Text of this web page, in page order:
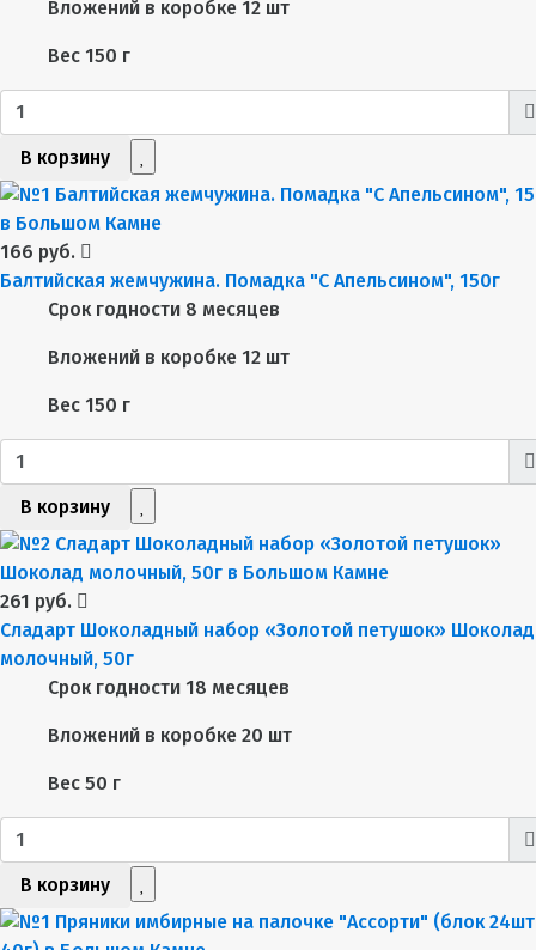
Вложений в коробке 12 шт
Вес 150 г
В корзину
166 руб.
Балтийская жемчужина. Помадка "С Апельсином", 150г
Срок годности 8 месяцев
Вложений в коробке 12 шт
Вес 150 г
В корзину
261 руб.
Сладарт Шоколадный набор «Золотой петушок» Шоколад
молочный, 50г
Срок годности 18 месяцев
Вложений в коробке 20 шт
Вес 50 г
В корзину